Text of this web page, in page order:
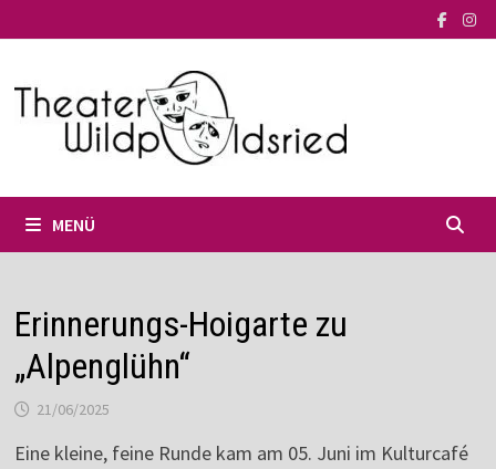
Inhalt
MENÜ
Erinnerungs-Hoigarte zu
„Alpenglühn“
21/06/2025
Eine kleine, feine Runde kam am 05. Juni im Kulturcafé